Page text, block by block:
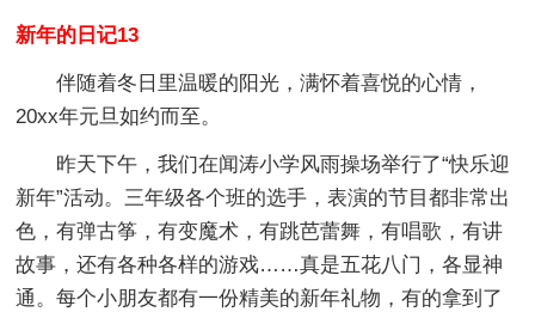
新年的日记13
伴随着冬日里温暖的阳光，满怀着喜悦的心情，
20xx年元旦如约而至。
昨天下午，我们在闻涛小学风雨操场举行了“快乐迎
新年”活动。三年级各个班的选手，表演的节目都非常出
色，有弹古筝，有变魔术，有跳芭蕾舞，有唱歌，有讲
故事，还有各种各样的游戏……真是五花八门，各显神
通。每个小朋友都有一份精美的新年礼物，有的拿到了